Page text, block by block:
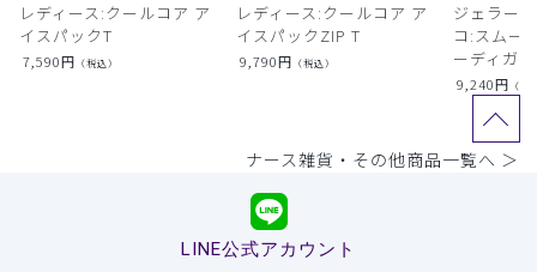
レディース:クールコア ア
イスパックT
7,590円 （税込）
レディース:クールコア ア
イスパックZIP T
9,790円 （税込）
ジェラー
コ:スムー
ーディガン
9,240円 （税
ナース雑貨・その他商品一覧へ ＞
LINE公式アカウント